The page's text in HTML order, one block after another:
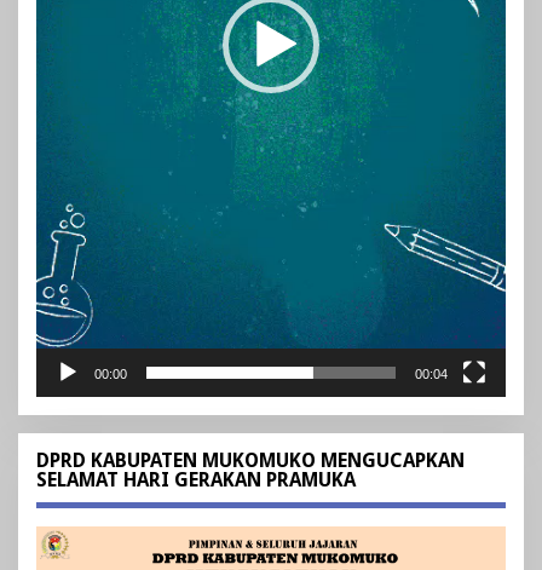
00:00 00:04
DPRD KABUPATEN MUKOMUKO MENGUCAPKAN
SELAMAT HARI GERAKAN PRAMUKA